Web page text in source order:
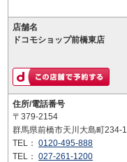
店舗名
ドコモショップ前橋東店
住所/電話番号
〒379-2154
群馬県前橋市天川大島町234-1
TEL： 0120-495-888
TEL： 027-261-1200